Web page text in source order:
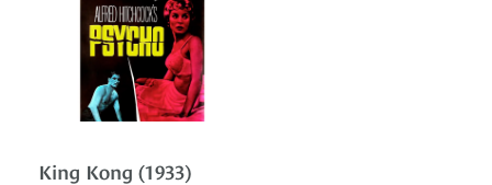
King Kong (1933)